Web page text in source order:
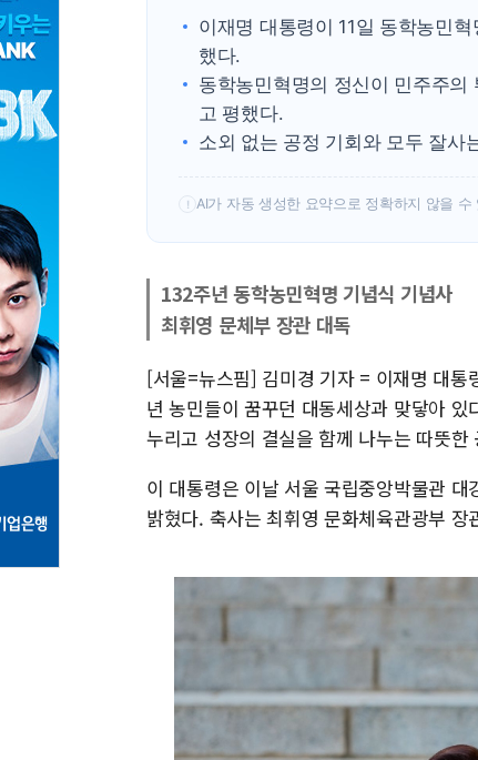
이재명 대통령이 11일 동학농민
했다.
동학농민혁명의 정신이 민주주
고 평했다.
소외 없는 공정 기회와 모두 잘사
! AI가 자동 생성한 요약으로 정확하지 않을 수
132주년 동학농민혁명 기념식 기념사
최휘영 문체부 장관 대독
[서울=뉴스핌] 김미경 기자 = 이재명 대
년 농민들이 꿈꾸던 대동세상과 맞닿아
누리고 성장의 결실을 함께 나누는 따뜻
이 대통령은 이날 서울 국립중앙박물관
밝혔다. 축사는 최휘영 문화체육관광부 장